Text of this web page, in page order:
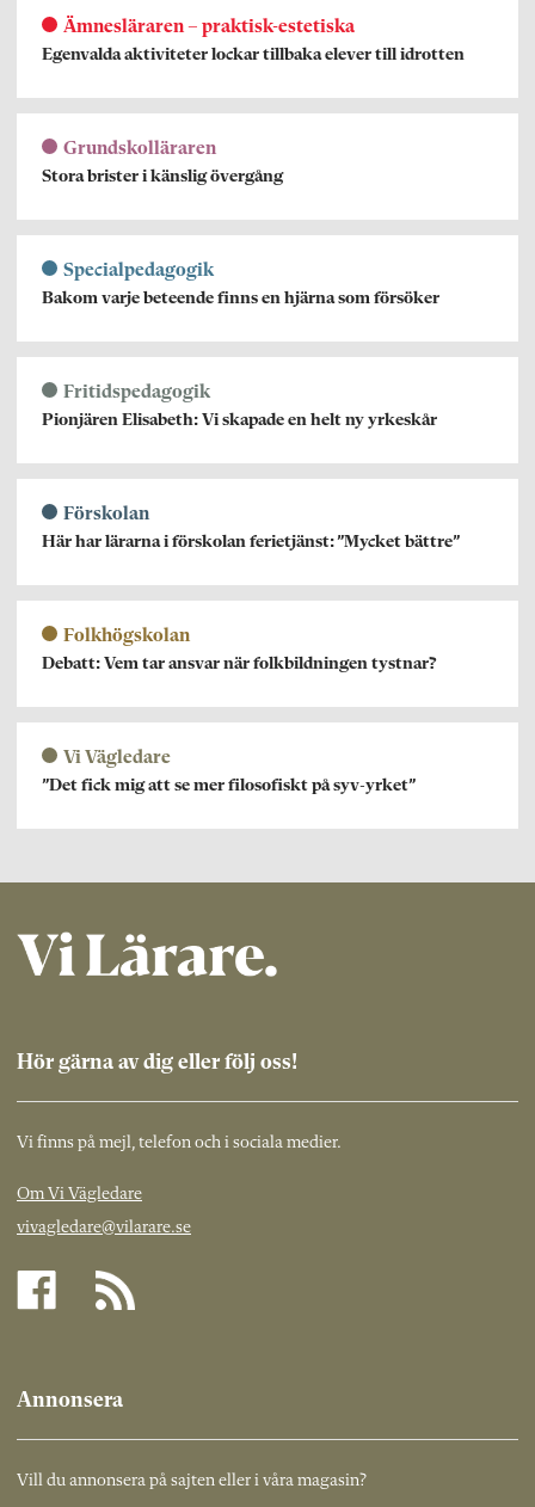
Ämnesläraren – praktisk-estetiska
Egenvalda aktiviteter lockar tillbaka elever till idrotten
Grundskolläraren
Stora brister i känslig övergång
Specialpedagogik
Bakom varje beteende finns en hjärna som försöker
Fritidspedagogik
Pionjären Elisabeth: Vi skapade en helt ny yrkeskår
Förskolan
Här har lärarna i förskolan ferietjänst: ”Mycket bättre”
Folkhögskolan
Debatt: Vem tar ansvar när folkbildningen tystnar?
Vi Vägledare
”Det fick mig att se mer filosofiskt på syv-yrket”
Hör gärna av dig eller följ oss!
Vi finns på mejl, telefon och i sociala medier.
Om Vi Vägledare
vivagledare@vilarare.se
Annonsera
Vill du annonsera på sajten eller i våra magasin?